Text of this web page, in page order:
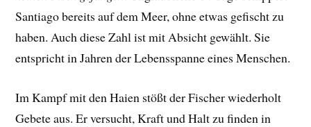
Santiago bereits auf dem Meer, ohne etwas gefischt zu
haben. Auch diese Zahl ist mit Absicht gewählt. Sie
entspricht in Jahren der Lebensspanne eines Menschen.
Im Kampf mit den Haien stößt der Fischer wiederholt
Gebete aus. Er versucht, Kraft und Halt zu finden in